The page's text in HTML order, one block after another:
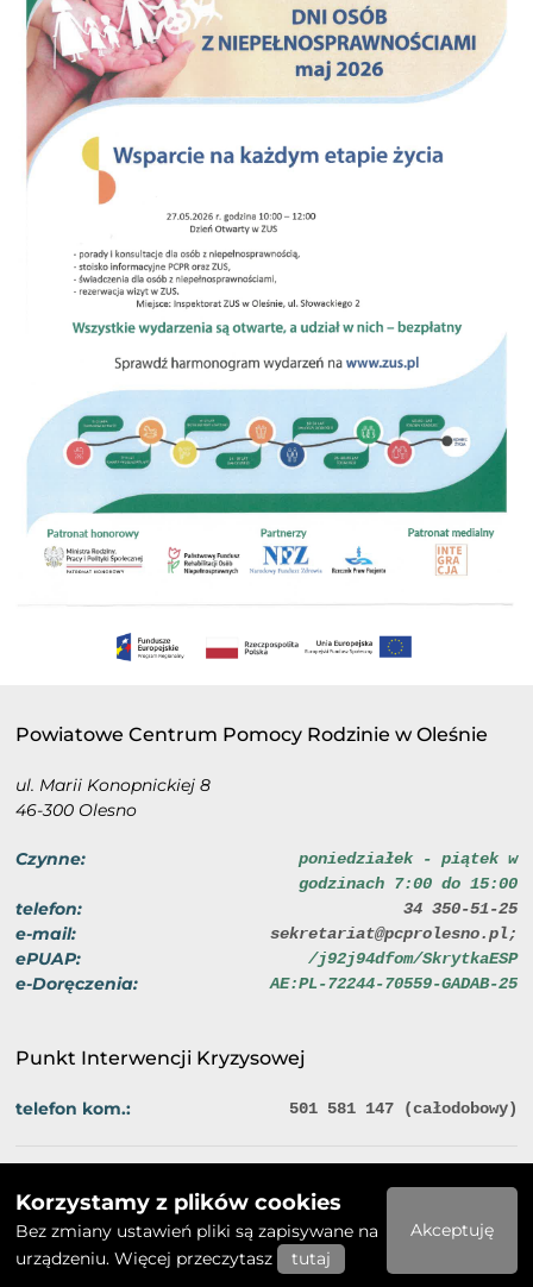
Powiatowe Centrum Pomocy Rodzinie w Oleśnie
ul. Marii Konopnickiej 8
46-300 Olesno
Czynne:
poniedziałek - piątek w
godzinach 7:00 do 15:00
telefon: 34 350-51-25
e-mail: sekretariat@pcprolesno.pl;
ePUAP: /j92j94dfom/SkrytkaESP
e-Doręczenia: AE:PL-72244-70559-GADAB-25
Punkt Interwencji Kryzysowej
telefon kom.: 501 581 147 (całodobowy)
2026 © Powiatowe Centrum Pomocy Rodzinie w Oleśnie
Realizacja:
Korzystamy z plików cookies
Bez zmiany ustawień pliki są zapisywane na
urządzeniu. Więcej przeczytasz
tutaj
Akceptuję